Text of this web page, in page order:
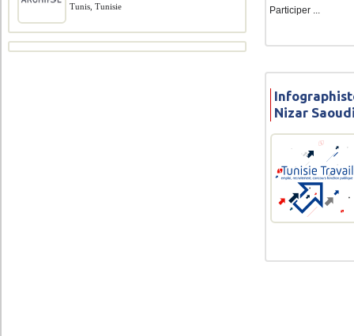
Participer ...
Nizar
Tunis, Tunisie